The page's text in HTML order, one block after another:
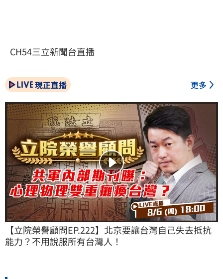
CH54三立新聞台直播
現正直播 更多
【立院榮譽顧問EP.222】北京要讓台灣自己失去抵抗
能力？不用說服所有台灣人！